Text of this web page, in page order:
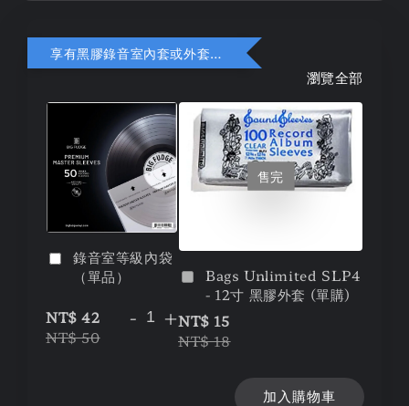
享有黑膠錄音室內套或外套折扣
瀏覽全部
錄音室等級內袋
（單品）
NT$ 42
NT$ 50
- +
售完
Bags Unlimited SLP4
- 12寸 黑膠外套 (單購)
NT$ 15
NT$ 18
加入購物車